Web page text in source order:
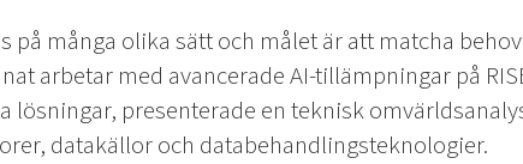
på många olika sätt och målet är att matcha
arbetar med avancerade AI-tillämpningar på
lösningar, presenterade en teknisk
datakällor och databehandlingsteknologier.